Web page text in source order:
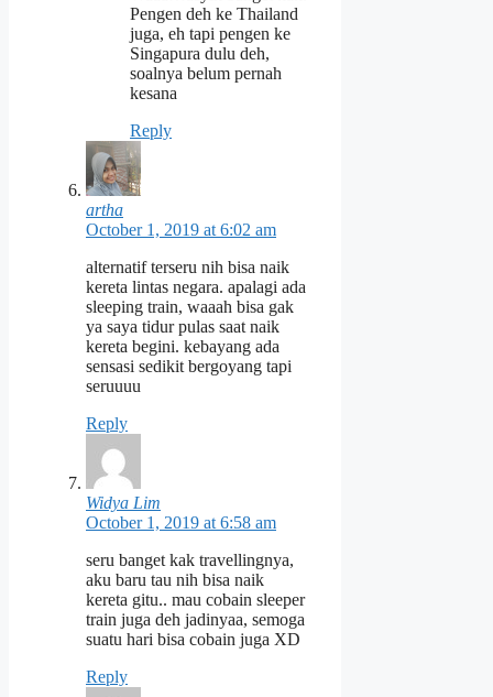
Pengen deh ke Thailand
juga, eh tapi pengen ke
Singapura dulu deh,
soalnya belum pernah
kesana
Reply
artha
October 1, 2019 at 6:02 am
alternatif terseru nih bisa naik
kereta lintas negara. apalagi ada
sleeping train, waaah bisa gak
ya saya tidur pulas saat naik
kereta begini. kebayang ada
sensasi sedikit bergoyang tapi
seruuuu
Reply
Widya Lim
October 1, 2019 at 6:58 am
seru banget kak travellingnya,
aku baru tau nih bisa naik
kereta gitu.. mau cobain sleeper
train juga deh jadinyaa, semoga
suatu hari bisa cobain juga XD
Reply